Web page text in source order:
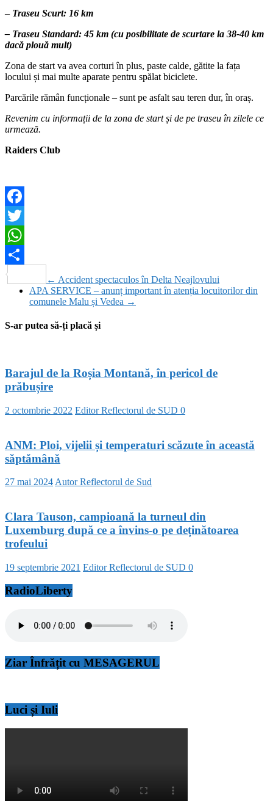
– Traseu Scurt: 16 km
– Traseu Standard: 45 km (cu posibilitate de scurtare la 38-40 km
dacă plouă mult)
Zona de start va avea corturi în plus, paste calde, gătite la fața
locului și mai multe aparate pentru spălat biciclete.
Parcările rămân funcționale – sunt pe asfalt sau teren dur, în oraș.
Revenim cu informații de la zona de start și de pe traseu în zilele ce
urmează.
Raiders Club
Facebook
Twitter
WhatsApp
Partajează
← Accident spectaculos în Delta Neajlovului
APA SERVICE – anunț important în atenția locuitorilor din
comunele Malu și Vedea →
S-ar putea să-ți placă și
Barajul de la Roșia Montană, în pericol de
prăbușire
2 octombrie 2022 Editor Reflectorul de SUD 0
ANM: Ploi, vijelii și temperaturi scăzute în această
săptămână
27 mai 2024 Autor Reflectorul de Sud
Clara Tauson, campioană la turneul din
Luxemburg după ce a învins-o pe deținătoarea
trofeului
19 septembrie 2021 Editor Reflectorul de SUD 0
RadioLiberty
Ziar Înfrățit cu MESAGERUL
Luci și Iuli